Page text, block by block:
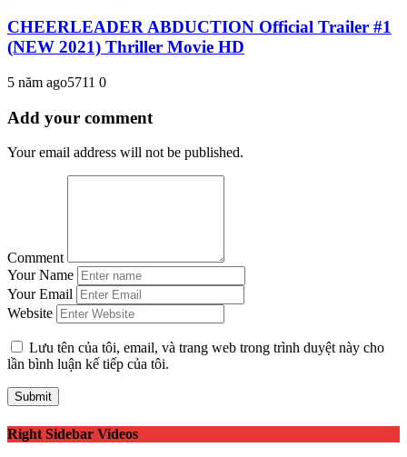
CHEERLEADER ABDUCTION Official Trailer #1
(NEW 2021) Thriller Movie HD
5 năm ago5711 0
Add your comment
Your email address will not be published.
Comment
Your Name
Your Email
Website
Lưu tên của tôi, email, và trang web trong trình duyệt này cho
lần bình luận kế tiếp của tôi.
Right Sidebar Videos